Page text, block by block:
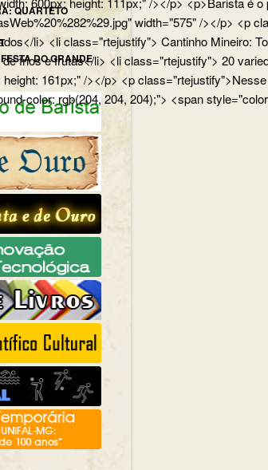
width="575" /></p>
li> <li class="rtejustify"> Cantinho
e frutas</li> <li class="rtejustify"> 20
161px;" /></p> <p
color: rgb(204, 204, 204);"> <span
QUARTETO
DO GRANDE